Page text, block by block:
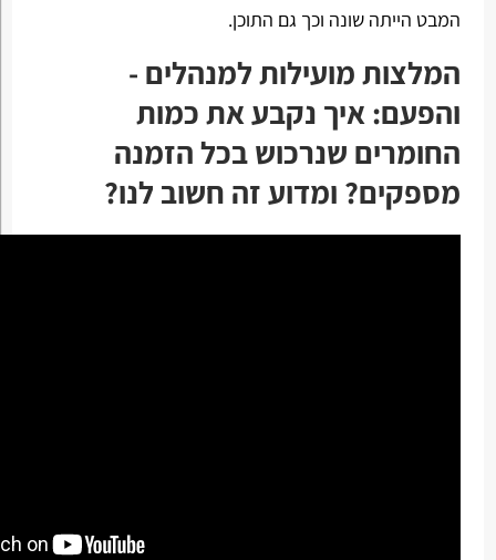
המבט הייתה שונה וכך גם התוכן.
המלצות מועילות למנהלים -
והפעם: איך נקבע את כמות
החומרים שנרכוש בכל הזמנה
מספקים? ומדוע זה חשוב לנו?